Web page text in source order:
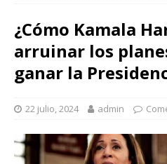
¿Cómo Kamala
arruinar los
ganar la
22 julio, 2024 admin